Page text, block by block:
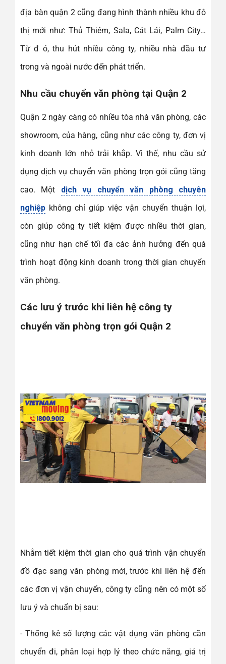
địa bàn quận 2 cũng đang hình thành nhiều khu đô
thị mới như: Thủ Thiêm, Sala, Cát Lái, Palm City…
Từ đ ó, thu hút nhiều công ty, nhiều nhà đầu tư
trong và ngoài nước đến phát triển.
Nhu cầu chuyển văn phòng tại Quận 2
Quận 2 ngày càng có nhiều tòa nhà văn phòng, các
showroom, của hàng, cũng như các công ty, đơn vị
kinh doanh lớn nhỏ trải khắp. Vì thế, nhu cầu sử
dụng dịch vụ chuyển văn phòng trọn gói cũng tăng
cao. Một dịch vụ chuyển văn phòng chuyên
nghiệp không chỉ giúp việc vận chuyển thuận lợi,
còn giúp công ty tiết kiệm được nhiều thời gian,
cũng như hạn chế tối đa các ảnh hưởng đến quá
trình hoạt động kinh doanh trong thời gian chuyển
văn phòng.
Các lưu ý trước khi liên hệ công ty
chuyển văn phòng trọn gói Quận 2
Nhằm tiết kiệm thời gian cho quá trình vận chuyển
đồ đạc sang văn phòng mới, trước khi liên hệ đến
các đơn vị vận chuyển, công ty cũng nên có một số
lưu ý và chuẩn bị sau:
- Thống kê số lượng các vật dụng văn phòng cần
chuyển đi, phân loại hợp lý theo chức năng, giá trị